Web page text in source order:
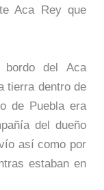
Aca Rey que
bordo del Aca
tierra dentro de
de Puebla era
del dueño
así como por
estaban en